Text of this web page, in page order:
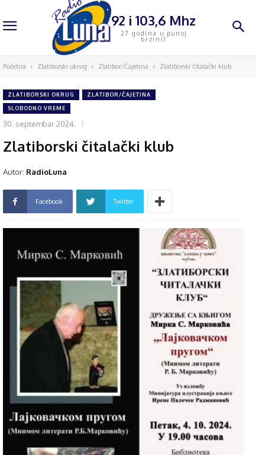
92 i 103,6 Mhz
27 godina u punoj
brzini!
Početna Zlatiborski okrug Zlatibor/Čajetina Zlatiborski čitalački klub
ZLATIBORSKI OKRUG ZLATIBOR/ČAJETINA
SLOBODNO VREME
30. septembar 2024.
Zlatiborski čitalački klub
Autor: RadioLuna
Facebook Twitter